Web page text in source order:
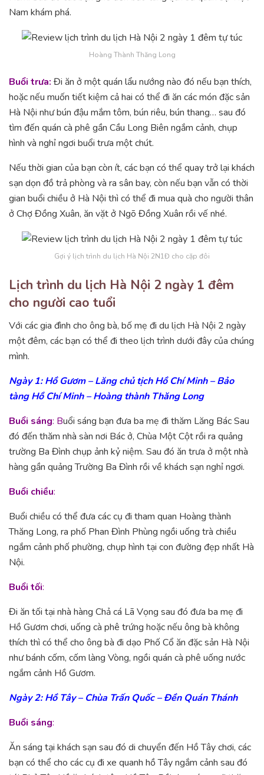
Nam khám phá.
Hoàng Thành Thăng Long
Buổi trưa: Đi ăn ở một quán lẩu nướng nào đó nếu bạn thích,
hoặc nếu muốn tiết kiệm cả hai có thể đi ăn các món đặc sản
Hà Nội như bún đậu mắm tôm, bún riêu, bún thang… sau đó
tìm đến quán cà phê gần Cầu Long Biên ngắm cảnh, chụp
hình và nghỉ ngơi buổi trưa một chút.
Nếu thời gian của bạn còn ít, các bạn có thể quay trở lại khách
sạn dọn đồ trả phòng và ra sân bay, còn nếu bạn vẫn có thời
gian buổi chiều ở Hà Nội thì có thể đi mua quà cho người thân
ở Chợ Đồng Xuân, ăn vặt ở Ngõ Đồng Xuân rồi vế nhé.
Gợi ý lịch trình du lịch Hà Nội 2N1Đ cho cặp đôi
Lịch trình du lịch Hà Nội 2 ngày 1 đêm
cho người cao tuổi
Với các gia đình cho ông bà, bố mẹ đi du lịch Hà Nội 2 ngày
một đêm, các bạn có thể đi theo lịch trình dưới đây của chúng
mình.
Ngày 1: Hồ Gươm – Lăng chủ tịch Hồ Chí Minh – Bảo
tàng Hồ Chí Minh – Hoàng thành Thăng Long
Buổi sáng: Buổi sáng bạn đưa ba mẹ đi thăm Lăng Bác Sau
đó đến thăm nhà sàn nơi Bác ở, Chùa Một Cột rồi ra quảng
trường Ba Đình chụp ảnh kỷ niệm. Sau đó ăn trưa ở một nhà
hàng gần quảng Trường Ba Đình rồi về khách sạn nghỉ ngơi.
Buổi chiều:
Buổi chiều có thể đưa các cụ đi tham quan Hoàng thành
Thăng Long, ra phố Phan Đình Phùng ngồi uống trà chiều
ngắm cảnh phố phường, chụp hình tại con đường đẹp nhất Hà
Nội.
Buổi tối:
Đi ăn tối tại nhà hàng Chả cá Lã Vọng sau đó đưa ba mẹ đi
Hồ Gươm chơi, uống cà phê trứng hoặc nếu ông bà không
thích thì có thể cho ông bà đi dạo Phố Cổ ăn đặc sản Hà Nội
như bánh cốm, cốm làng Vòng, ngồi quán cà phê uống nước
ngắm cảnh Hồ Gươm.
Ngày 2: Hồ Tây – Chùa Trấn Quốc – Đền Quán Thánh
Buổi sáng:
Ăn sáng tại khách sạn sau đó di chuyển đến Hồ Tây chơi, các
bạn có thể cho các cụ đi xe quanh hồ Tây ngắm cảnh sau đó